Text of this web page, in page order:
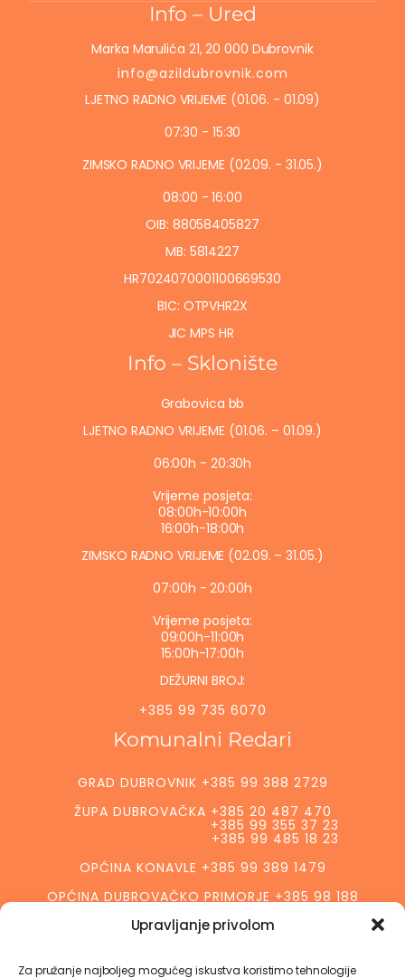
Upravljanje privolom
Za pružanje najboljeg mogućeg iskustva koristimo tehnologije
Info – Ured
Marka Marulića 21, 20 000 Dubrovnik
info@azildubrovnik.com
LJETNO RADNO VRIJEME (01.06. - 01.09)
07:30 - 15:30
ZIMSKO RADNO VRIJEME (02.09. - 31.05.)
08:00 - 16:00
OIB: 88058405827
MB: 5814227
HR7024070001100669530
BIC: OTPVHR2X
JIC MPS HR
Info – Sklonište
Grabovica bb
LJETNO RADNO VRIJEME (01.06. – 01.09.)
06:00h - 20:30h
Vrijeme posjeta:
08:00h-10:00h
16:00h-18:00h
ZIMSKO RADNO VRIJEME (02.09. – 31.05.)
07:00h - 20:00h
Vrijeme posjeta:
09:00h-11:00h
15:00h-17:00h
DEŽURNI BROJ:
+385 99 735 6070
Komunalni Redari
GRAD DUBROVNIK +385 99 388 2729
ŽUPA DUBROVAČKA +385 20 487 470
+385 99 355 37 23
+385 99 485 18 23
OPĆINA KONAVLE +385 99 389 1479
OPĆINA DUBROVAČKO PRIMORJE +385 98 188
GRAD PLOČE +385 99 496 69 03
GRAD METKOVIĆ +385 95 583 39 57